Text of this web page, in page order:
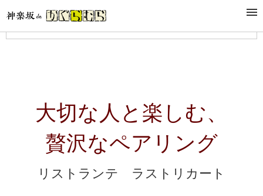
大切な人と楽しむ、
贅沢なペアリング
リストランテ ラストリカート